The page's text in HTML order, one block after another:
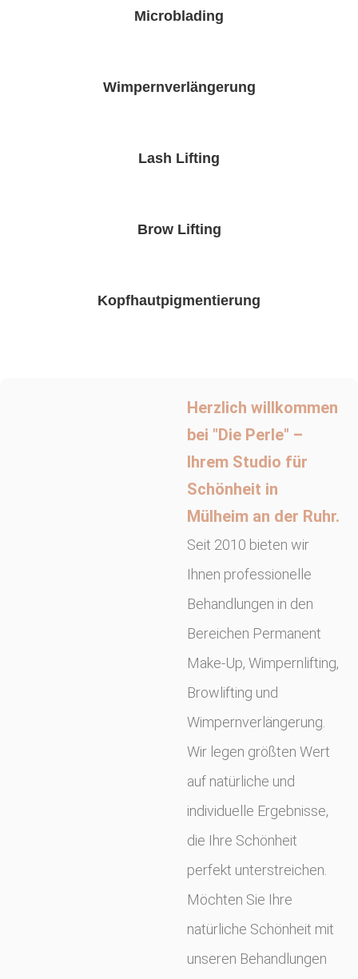
Microblading
Wimpernverlängerung
Lash Lifting
Brow Lifting
Kopfhautpigmentierung
Herzlich willkommen
bei "Die Perle" –
Ihrem Studio für
Schönheit in
Mülheim an der Ruhr.
Seit 2010 bieten wir
Ihnen professionelle
Behandlungen in den
Bereichen Permanent
Make-Up, Wimpernlifting,
Browlifting und
Wimpernverlängerung.
Wir legen größten Wert
auf natürliche und
individuelle Ergebnisse,
die Ihre Schönheit
perfekt unterstreichen.
Möchten Sie Ihre
natürliche Schönheit mit
unseren Behandlungen